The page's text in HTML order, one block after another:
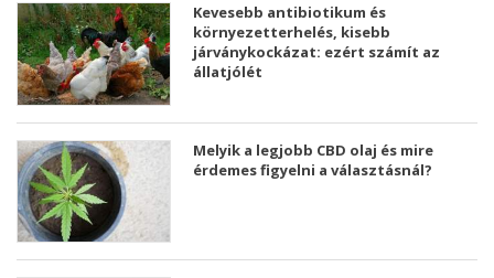
Kevesebb antibiotikum és
környezetterhelés, kisebb
járványkockázat: ezért számít az
állatjólét
Melyik a legjobb CBD olaj és mire
érdemes figyelni a választásnál?